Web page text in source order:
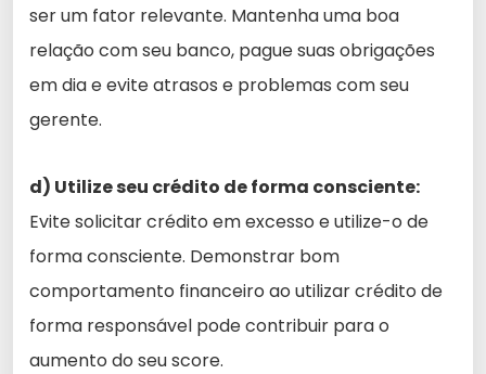
ser um fator relevante. Mantenha uma boa
relação com seu banco, pague suas obrigações
em dia e evite atrasos e problemas com seu
gerente.
d) Utilize seu crédito de forma consciente:
Evite solicitar crédito em excesso e utilize-o de
forma consciente. Demonstrar bom
comportamento financeiro ao utilizar crédito de
forma responsável pode contribuir para o
aumento do seu score.